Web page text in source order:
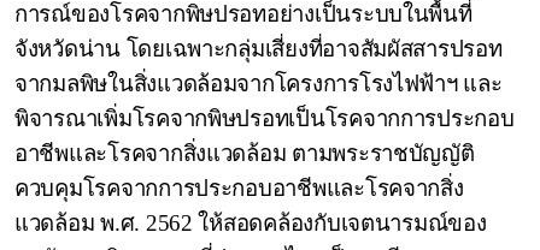
การณ์ของโรคจากพิษปรอทอย่างเป็นระบบในพื้นที่
จังหวัดน่าน โดยเฉพาะกลุ่มเสี่ยงที่อาจสัมผัสสารปรอท
จากมลพิษในสิ่งแวดล้อมจากโครงการโรงไฟฟ้าฯ และ
พิจารณาเพิ่มโรคจากพิษปรอทเป็นโรคจากการประกอบ
อาชีพและโรคจากสิ่งแวดล้อม ตามพระราชบัญญัติ
ควบคุมโรคจากการประกอบอาชีพและโรคจากสิ่ง
แวดล้อม พ.ศ. 2562 ให้สอดคล้องกับเจตนารมณ์ของ